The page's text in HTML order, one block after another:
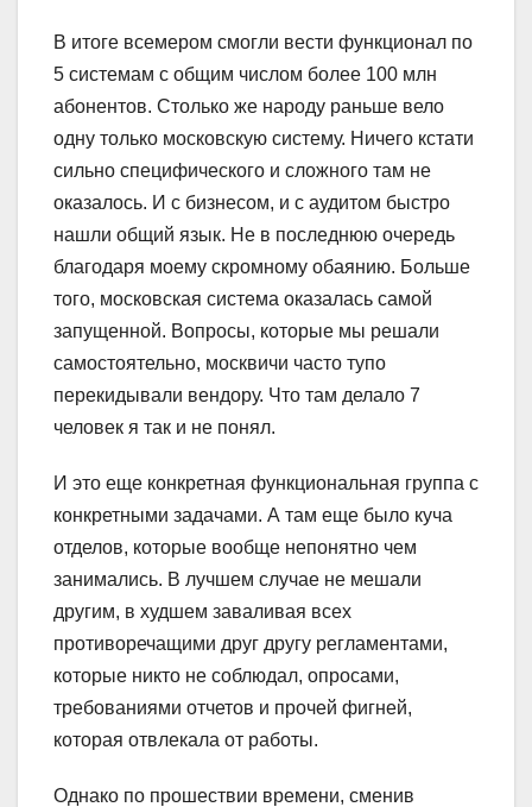
В итоге всемером смогли вести функционал по
5 системам с общим числом более 100 млн
абонентов. Столько же народу раньше вело
одну только московскую систему. Ничего кстати
сильно специфического и сложного там не
оказалось. И с бизнесом, и с аудитом быстро
нашли общий язык. Не в последнюю очередь
благодаря моему скромному обаянию. Больше
того, московская система оказалась самой
запущенной. Вопросы, которые мы решали
самостоятельно, москвичи часто тупо
перекидывали вендору. Что там делало 7
человек я так и не понял.
И это еще конкретная функциональная группа с
конкретными задачами. А там еще было куча
отделов, которые вообще непонятно чем
занимались. В лучшем случае не мешали
другим, в худшем заваливая всех
противоречащими друг другу регламентами,
которые никто не соблюдал, опросами,
требованиями отчетов и прочей фигней,
которая отвлекала от работы.
Однако по прошествии времени, сменив